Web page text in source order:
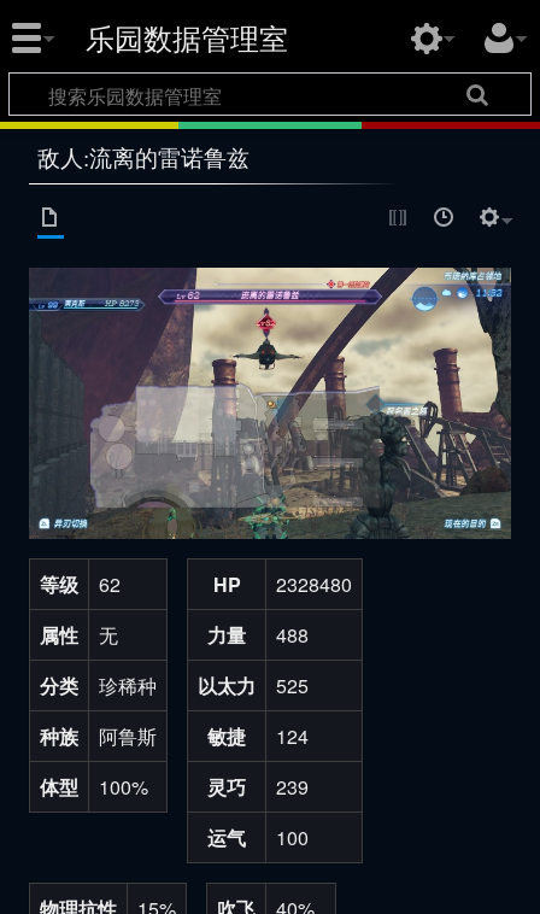
乐园数据管理室
敌人:流离的雷诺鲁兹
等级
62
属性
无
分类
珍稀种
种族
阿鲁斯
体型
100%
HP
2328480
力量
488
以太力
525
敏捷
124
灵巧
239
运气
100